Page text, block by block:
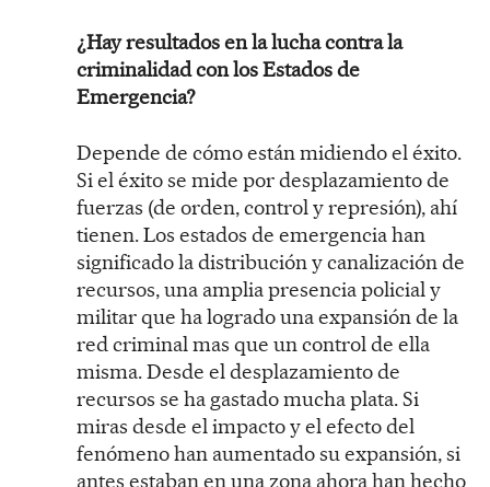
¿Hay resultados en la lucha contra la
criminalidad con los Estados de
Emergencia?
Depende de cómo están midiendo el éxito.
Si el éxito se mide por desplazamiento de
fuerzas (de orden, control y represión), ahí
tienen. Los estados de emergencia han
significado la distribución y canalización de
recursos, una amplia presencia policial y
militar que ha logrado una expansión de la
red criminal mas que un control de ella
misma. Desde el desplazamiento de
recursos se ha gastado mucha plata. Si
miras desde el impacto y el efecto del
fenómeno han aumentado su expansión, si
antes estaban en una zona ahora han hecho